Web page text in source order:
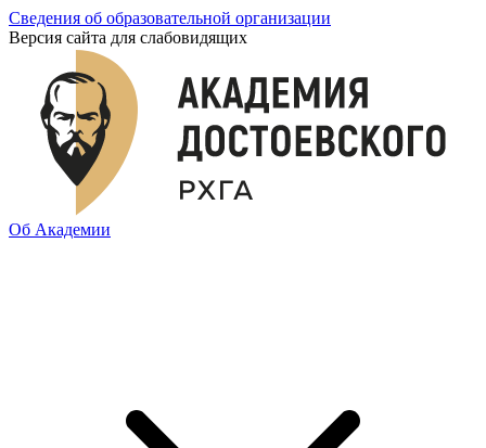
Сведения об образовательной организации
Версия сайта для слабовидящих
Об Академии